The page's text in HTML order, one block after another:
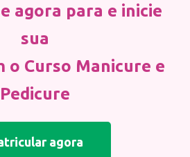
agora para e inicie
sua
o Curso Manicure e
Pedicure
agora